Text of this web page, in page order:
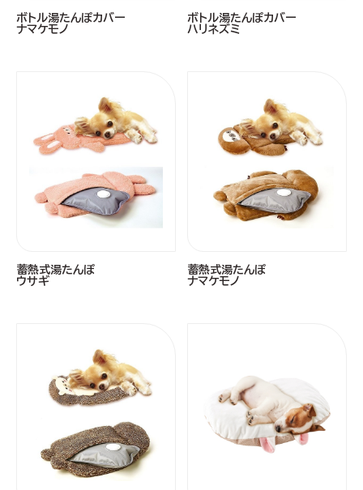
ボトル湯たんぽカバー
ナマケモノ
ボトル湯たんぽカバー
ハリネズミ
蓄熱式湯たんぽ
ウサギ
蓄熱式湯たんぽ
ナマケモノ